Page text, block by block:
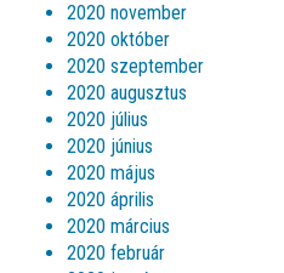
2020 november
2020 október
2020 szeptember
2020 augusztus
2020 július
2020 június
2020 május
2020 április
2020 március
2020 február